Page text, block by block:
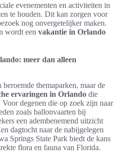
evenementen en activiteiten in
te houden. Dit kan zorgen voor
nog onvergetelijker maken.
wordt een vakantie in Orlando
meer dan alleen
themaparken, maar de
ervaringen in Orlando die
Voor degenen die op zoek zijn naar
zoals ballonvaarten bij
een adembenemend uitzicht
dagtocht naar de nabijgelegen
Springs State Park biedt de kans
flora en fauna van Florida.